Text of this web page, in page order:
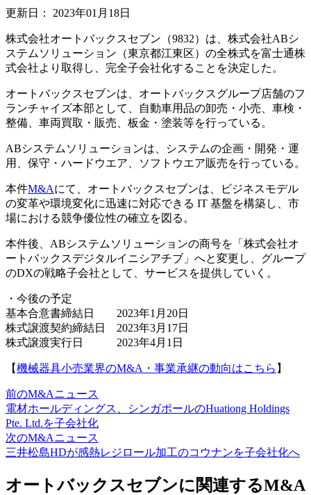
更新日： 2023年01月18日
株式会社オートバックスセブン（9832）は、株式会社ABシ
ステムソリューション（東京都江東区）の全株式を富士通株
式会社より取得し、完全子会社化することを決定した。
オートバックスセブンは、オートバックスグループ店舗のフ
ランチャイズ本部として、自動車用品の卸売・小売、車検・
整備、車両買取・販売、板金・塗装等を行っている。
ABシステムソリューションは、システムの企画・開発・運
用、保守・ハードウエア、ソフトウエア販売を行っている。
本件M&Aにて、オートバックスセブンは、ビジネスモデル
の変革や環境変化に迅速に対応できる IT 基盤を構築し、市
場における競争優位性の確立を図る。
本件後、ABシステムソリューションの商号を「株式会社オ
ートバックスデジタルイニシアチブ」へと変更し、グループ
のDXの戦略子会社として、サービスを提供していく。
・今後の予定
基本合意書締結日 2023年1月20日
株式譲渡契約締結日 2023年3月17日
株式譲渡実行日 2023年4月1日
【機械器具小売業界のM&A・事業承継の動向はこちら 】
前のM&Aニュース
電材ホールディングス、シンガポールのHuationg Holdings
Pte. Ltd.を子会社化
次のM&Aニュース
三井松島HDが感熱レジロール加工のコウナンを子会社化へ
オートバックスセブンに関連するM&A